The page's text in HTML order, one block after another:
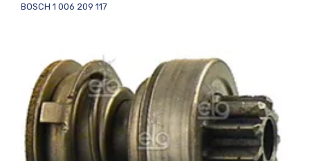
BOSCH 1 006 209 117